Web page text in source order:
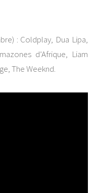
: Coldplay, Dua Lipa,
d’Afrique, Liam
The Weeknd.